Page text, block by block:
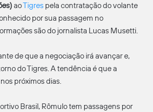
aoTigres pela contratação do volante
por sua passagem no
são do jornalista Lucas Musetti.
de que a negociação irá avançar e,
do Tigres. A tendência é que a
próximos dias.
Brasil, Rômulo tem passagens por